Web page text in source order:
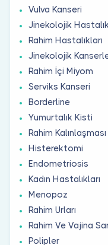
Vulva Kanseri
Jinekolojik
Rahim Hastalıkları
Jinekolojik
Rahim İçi Miyom
Serviks Kanseri
Borderline
Yumurtalık Kisti
Rahim Kalınlaşması
Histerektomi
Endometriosis
Kadın Hastalıkları
Menopoz
Rahim Urları
Rahim Ve Vajina
Polipler